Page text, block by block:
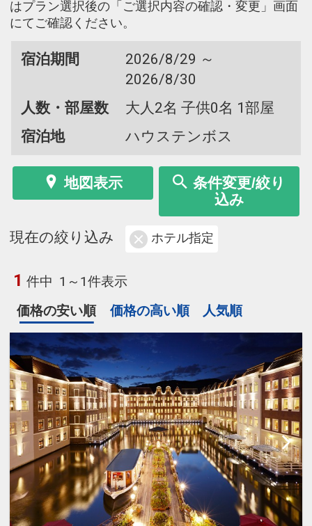
はプラン選択後の「ご選択内容の確認・変更」画面
にてご確認ください。
宿泊期間
2026/8/29 ～
2026/8/30
人数・部屋数
大人2名 子供0名 1部屋
宿泊地
ハウステンボス
地図表示
条件変更/絞り
込み
現在の絞り込み ホテル指定
1 件中 1～1件表示
価格の安い順
価格の高い順 人気順